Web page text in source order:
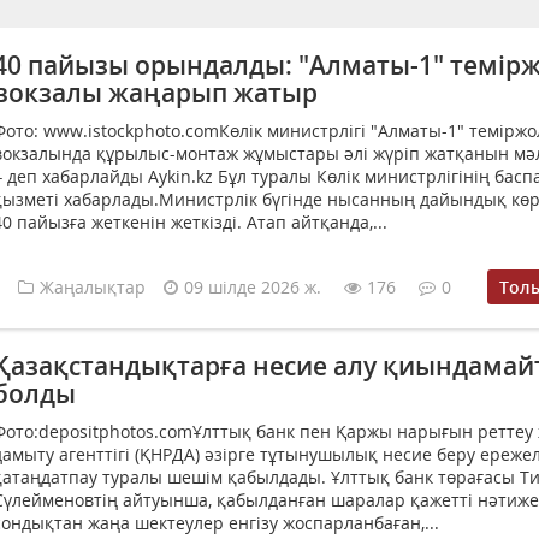
пайызы орындалды: "Алматы-1"
жаңарып жатыр
www.istockphoto.comКөлік министрлігі "Алматы-1"
құрылыс-монтаж жұмыстары әлі жүріп жатқанын
деп хабарлайды Aykin.kz Бұл туралы Көлік министрлігінің
хабарлады.Министрлік бүгінде нысанның дайындық
пайызға жеткенін жеткізді. Атап айтқанда,...
Жаңалықтар 09 шілде 2026 ж. 176 0
несие алу
банк пен Қаржы нарығын реттеу
агенттігі (ҚНРДА) әзірге тұтынушылық несие беру
туралы шешім қабылдады. Ұлттық банк төрағасы
айтуынша, қабылданған шаралар қажетті нәтиже
жаңа шектеулер енгізу жоспарланбаған,...